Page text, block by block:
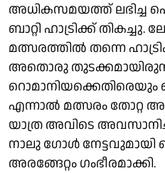
അധികസമയത്ത് ലഭിച്ച
ബാറ്റി ഹാട്രിക്ക് തികച്ചു.
മത്സരത്തില്‍ തന്നെ
അതൊരു
റൊമാനിയക്കെതിരെയും
എന്നാല്‍ മത്സരം തോറ്റ
യാത്ര അവിടെ
നാലു ഗോള്‍ നേട്ടവുമായി
അരങ്ങേറ്റം ഗംഭീരമാക്കി.